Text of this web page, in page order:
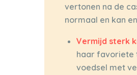
vertonen na de
normaal en kan
Vermijd sterk
haar favoriete
voedsel met